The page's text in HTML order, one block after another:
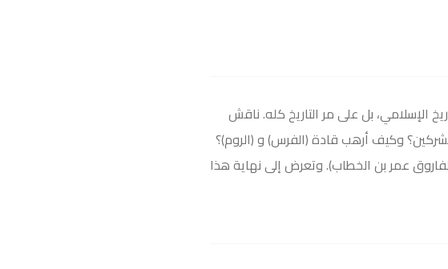
الإسلامي، بل على مر التاريخ كله. ناقش
وكيف أرهب قادة (الفرس) و (الروم)؟
عمر بن الخطاب). وتعرض إلى نهاية هذا